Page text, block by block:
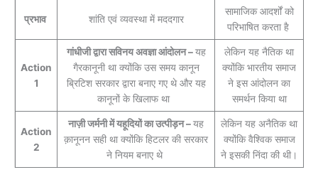
प्रभाव शांति एवं व्यवस्था में मददगार
सामाजिक आदर्शों को
परिभाषित करता है
Action
1
गांधीजी द्वारा सविनय अवज्ञा आंदोलन –यह
गैरकानूनी था क्योंकि उस समय कानून
ब्रिटिश सरकार द्वारा बनाए गए थे और यह
कानूनों के खिलाफ था
लेकिन यह नैतिक था
क्योंकि भारतीय समाज
ने इस आंदोलन का
समर्थन किया था
Action
2
नाज़ी जर्मनी में यहूदियों का उत्पीड़न –यह
क़ानूनन सही था क्योंकि हिटलर की सरकार
ने नियम बनाए थे
लेकिन यह अनैतिक था
क्योंकि वैश्विक समाज
ने इसकी निंदा की थी।